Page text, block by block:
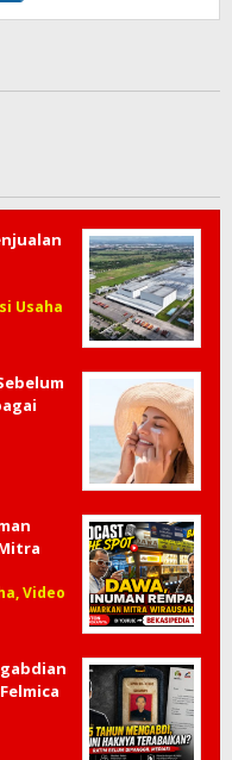
Usaha
Video